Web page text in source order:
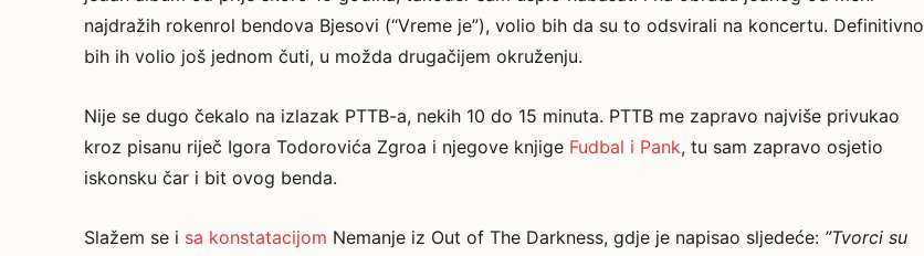
najdražih rokenrol bendova Bjesovi (“Vreme je”), volio bih da su to odsvirali na koncertu. Definitivno
bih ih volio još jednom čuti, u možda drugačijem okruženju.
Nije se dugo čekalo na izlazak PTTB-a, nekih 10 do 15 minuta. PTTB me zapravo najviše privukao
kroz pisanu riječ Igora Todorovića Zgroa i njegove knjige Fudbal i Pank, tu sam zapravo osjetio
iskonsku čar i bit ovog benda.
Slažem se i sa konstatacijom Nemanje iz Out of The Darkness, gdje je napisao sljedeće: ”Tvorci su